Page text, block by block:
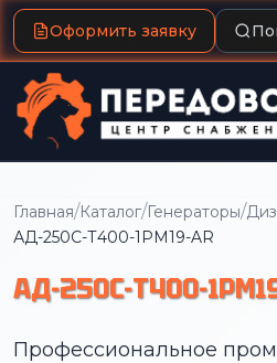
Оформить заявку
Главная/Каталог/Генераторы/
АД-250С-Т400-1РМ19-AR
АД-250С-Т400-
Профессиональное